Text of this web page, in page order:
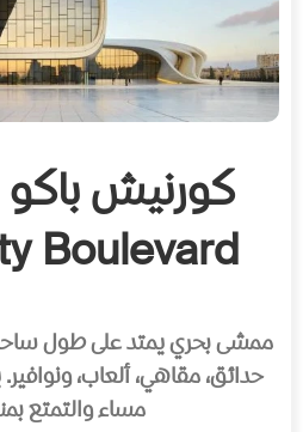
كورنيش باكو
Boulevard
ممشى بحري يمتد على طول
حدائق، مقاهي، ألعاب، ونوافير.
مساء والتمتع